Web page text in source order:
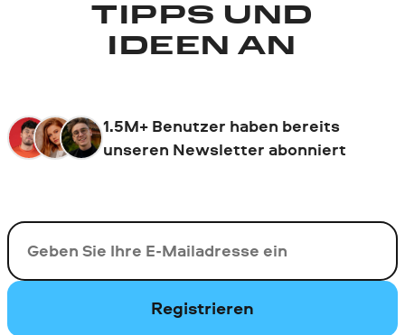
TIPPS UND
IDEEN AN
1.5M+ Benutzer haben bereits
unseren Newsletter abonniert
Ihre E-Mail-Addresse
Registrieren